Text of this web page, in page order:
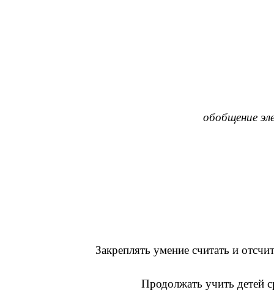
обобщение
Закреплять умение считать и
Продолжать учить детей